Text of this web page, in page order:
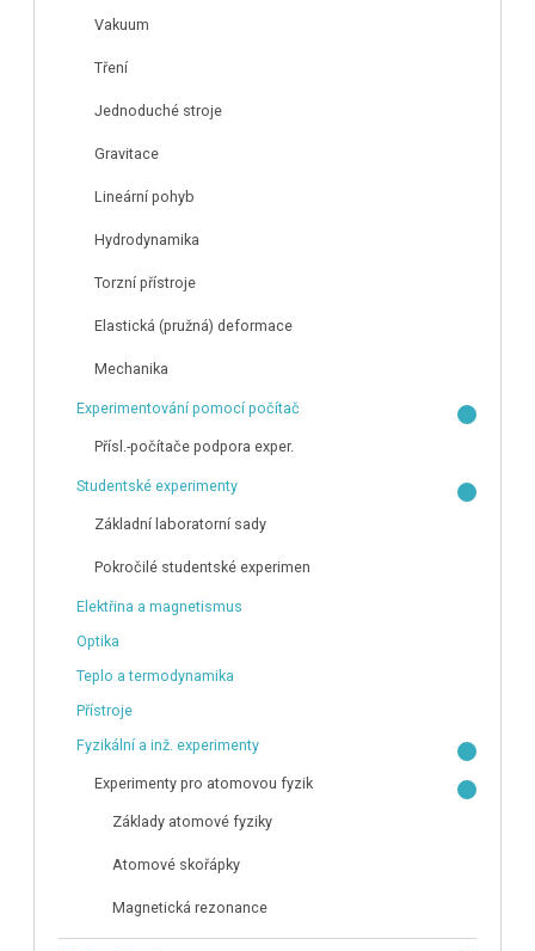
Vakuum
Tření
Jednoduché stroje
Gravitace
Lineární pohyb
Hydrodynamika
Torzní přístroje
Elastická (pružná) deformace
Mechanika
Experimentování pomocí počítač
Přísl.-počítače podpora exper.
Studentské experimenty
Základní laboratorní sady
Pokročilé studentské experimen
Elektřina a magnetismus
Optika
Teplo a termodynamika
Přístroje
Fyzikální a inž. experimenty
Experimenty pro atomovou fyzik
Základy atomové fyziky
Atomové skořápky
Magnetická rezonance